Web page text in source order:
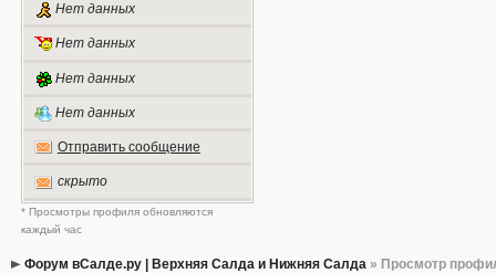
Нет данных
Нет данных
Нет данных
Нет данных
Отправить сообщение
скрыто
* Просмотры профиля обновляются
каждый час
Форум вСалде.ру | Верхняя Салда и Нижняя Салда» Просмотр